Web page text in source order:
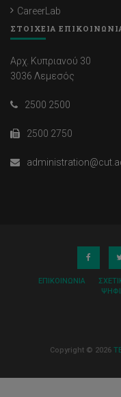
CareerLab
ΣΤΟΙΧΕΙΑ
Αρχ. Κυπριανού 30
3036 Λεμεσός
2500 2500
2500 2750
ΕΠΙΚΟΙΝΩΝΊΑ
Copyright © 2026